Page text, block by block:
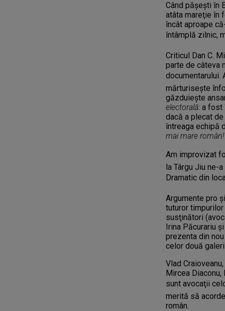
Când păşeşti în
atâta mareţie în
încât aproape
întâmplă zilnic,
Criticul Dan C.
parte de câteva
documentarului.
mărturiseşte
găzduieşte
electorală: a fost
dacă a plecat
întreaga echipă
mai mare român!
Am improvizat
la Târgu Jiu ne-
Dramatic din
Argumente pro
tuturor
susţinători
Irina Păcurariu
prezenta din
celor două
Vlad
Mircea Diaconu,
sunt avocaţii
merită să
român.